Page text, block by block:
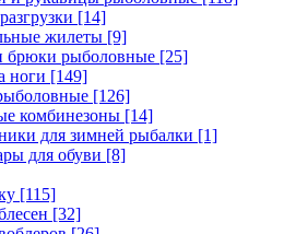
[14]
жилеты [9]
рыболовные [25]
ноги [149]
[126]
комбинезоны [14]
для зимней рыбалки [1]
для обуви [8]
[115]
[32]